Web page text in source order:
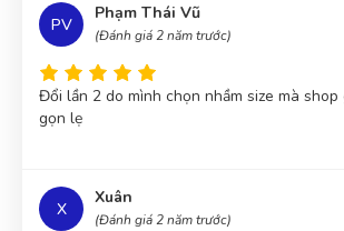
PV
Phạm Thái Vũ
(Đánh giá 2 năm trước)
Đổi lần 2 do mình chọn nhầm size mà shop
gọn lẹ
X
Xuân
(Đánh giá 2 năm trước)